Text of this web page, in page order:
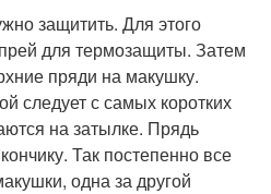
защитить. Для этого
для термозащиты. Затем
пряди на макушку.
следует с самых коротких
на затылке. Прядь
Так постепенно все
одна за другой